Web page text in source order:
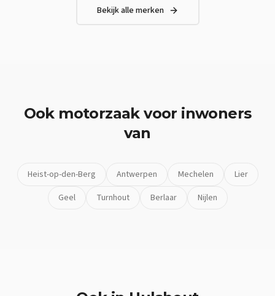
Bekijk alle merken
Ook motorzaakvoor inwoners
van
Heist-op-den-Berg Antwerpen Mechelen
Lier
Geel
Turnhout Berlaar Nijlen